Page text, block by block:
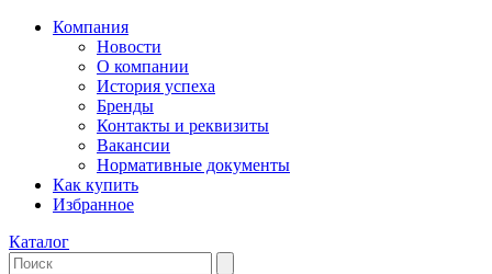
Компания
Новости
О компании
История успеха
Бренды
Контакты и реквизиты
Вакансии
Нормативные документы
Как купить
Избранное
Каталог